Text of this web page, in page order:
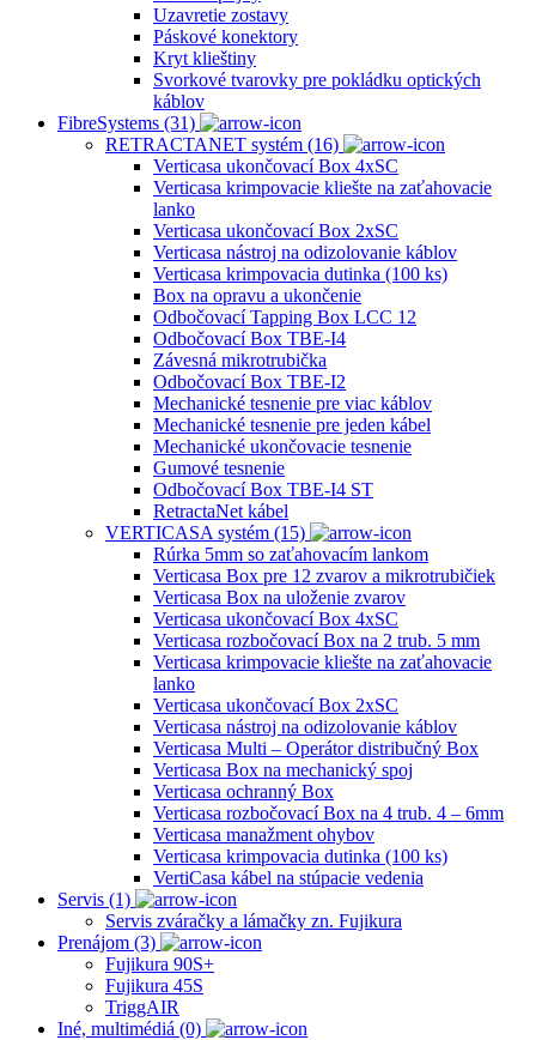
Uzavretie zostavy
Páskové konektory
Kryt klieštiny
Svorkové tvarovky pre pokládku optických
káblov
FibreSystems (31)
RETRACTANET systém (16)
Verticasa ukončovací Box 4xSC
Verticasa krimpovacie kliešte na zaťahovacie
lanko
Verticasa ukončovací Box 2xSC
Verticasa nástroj na odizolovanie káblov
Verticasa krimpovacia dutinka (100 ks)
Box na opravu a ukončenie
Odbočovací Tapping Box LCC 12
Odbočovací Box TBE-I4
Závesná mikrotrubička
Odbočovací Box TBE-I2
Mechanické tesnenie pre viac káblov
Mechanické tesnenie pre jeden kábel
Mechanické ukončovacie tesnenie
Gumové tesnenie
Odbočovací Box TBE-I4 ST
RetractaNet kábel
VERTICASA systém (15)
Rúrka 5mm so zaťahovacím lankom
Verticasa Box pre 12 zvarov a mikrotrubičiek
Verticasa Box na uloženie zvarov
Verticasa ukončovací Box 4xSC
Verticasa rozbočovací Box na 2 trub. 5 mm
Verticasa krimpovacie kliešte na zaťahovacie
lanko
Verticasa ukončovací Box 2xSC
Verticasa nástroj na odizolovanie káblov
Verticasa Multi – Operátor distribučný Box
Verticasa Box na mechanický spoj
Verticasa ochranný Box
Verticasa rozbočovací Box na 4 trub. 4 – 6mm
Verticasa manažment ohybov
Verticasa krimpovacia dutinka (100 ks)
VertiCasa kábel na stúpacie vedenia
Servis (1)
Servis zváračky a lámačky zn. Fujikura
Prenájom (3)
Fujikura 90S+
Fujikura 45S
TriggAIR
Iné, multimédiá (0)